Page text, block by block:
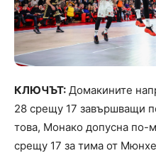
КЛЮЧЪТ: Домакините
28 срещу 17 завършващи
това, Монако допусна по-
срещу 17 за тима от